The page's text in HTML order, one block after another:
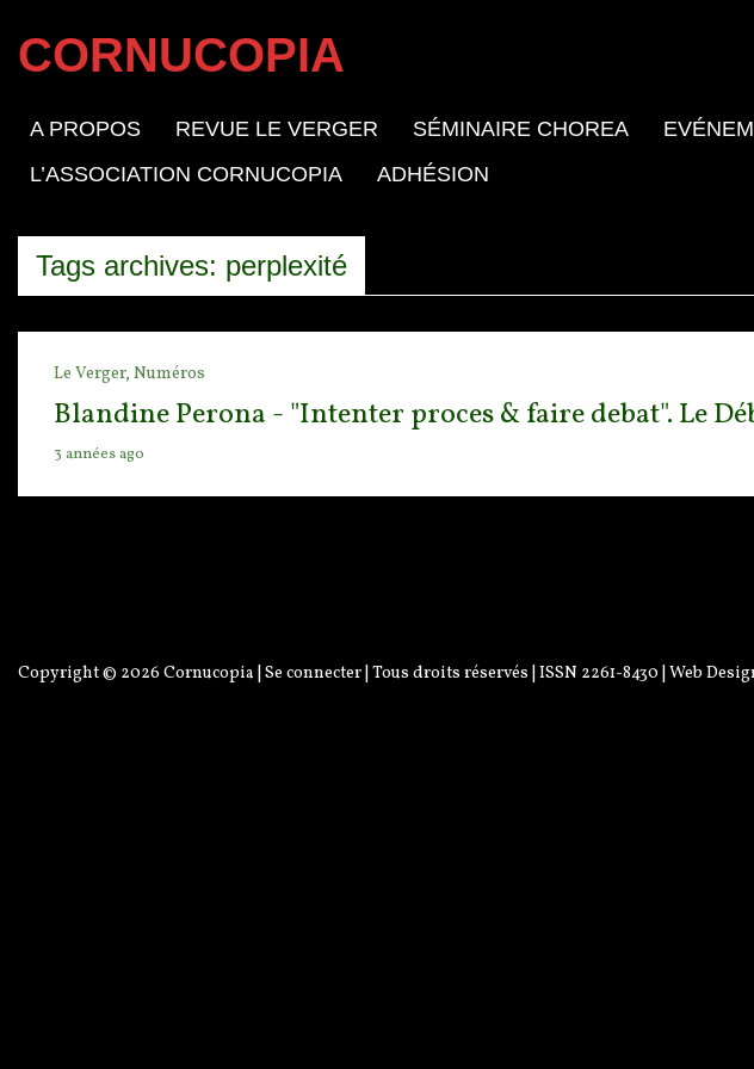
CORNUCOPIA
A PROPOS REVUE LE VERGER SÉMINAIRE CHOREA
L’ASSOCIATION CORNUCOPIA
ADHÉSION
Tags archives: perplexité
Le Verger, Numéros
Blandine Perona - "Intenter proces & faire debat". Le
3 années ago
Copyright © 2026 Cornucopia Se connecter | Tous droits réservés | ISSN 2261-8430 | Web